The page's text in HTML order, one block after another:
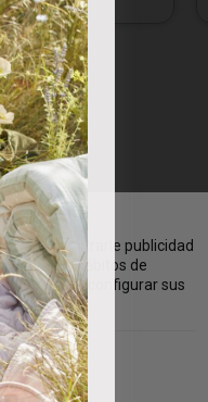
y mostrarle publicidad
de sus hábitos de
y configurar sus